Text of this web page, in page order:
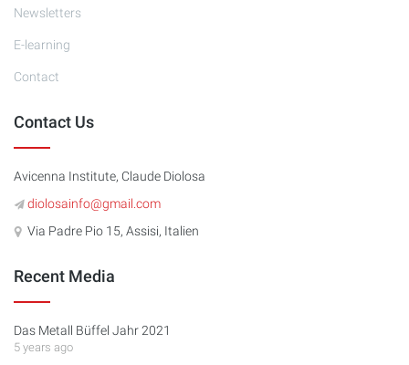
Newsletters
E-learning
Contact
Contact Us
Avicenna Institute, Claude Diolosa
diolosainfo@gmail.com
Via Padre Pio 15, Assisi, Italien
Recent Media
Das Metall Büffel Jahr 2021
5 years ago